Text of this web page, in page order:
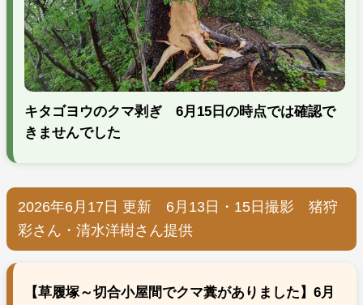
キタゴヨウのクマ剥ぎ 6月15日の時点では確認で
きませんでした
2026年6月17日 更新 6月13日・15日撮影 猪狩
彩さん・清水洋樹さん提供
【草履塚～切合小屋間でクマ糞がありました】6月